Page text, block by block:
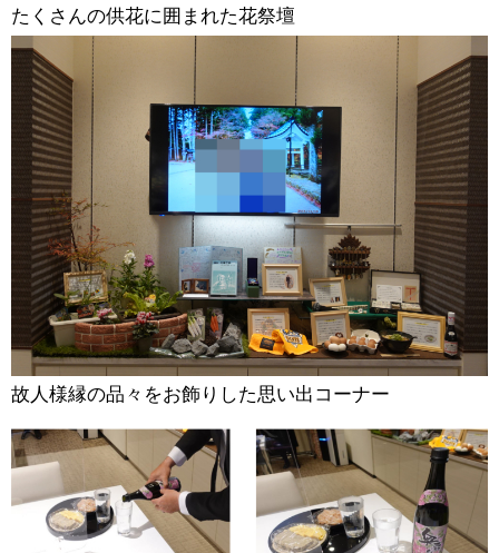
たくさんの供花に囲まれた花祭壇
故人様縁の品々をお飾りした思い出コーナー